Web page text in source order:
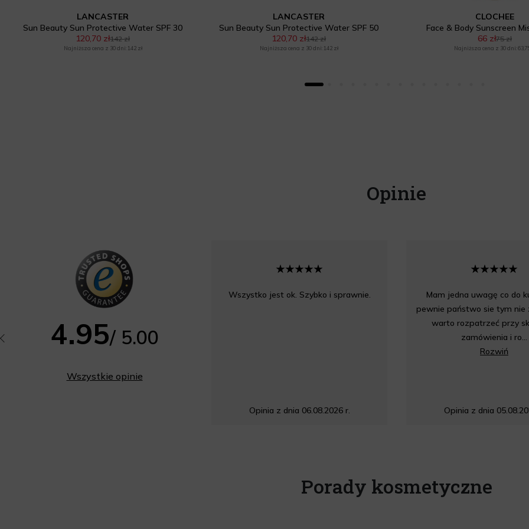
LANCASTER
Sun Beauty Sun Protective Water SPF 30
120,70 zł142 zł
Najniższa cena z 30 dni: 142 zł
LANCASTER
Sun Beauty Sun Protective Water SPF 50
120,70 zł142 zł
Najniższa cena z 30 dni: 142 zł
CLOCHEE
Face & Body Sunscreen
66 zł75 zł
Najniższa cena z 30 dni:
Opinie
4.95/ 5.00
Wszystkie opinie
Wszystko jest ok. Szybko i sprawnie.
Opinia z dnia 06.08.2026 r.
Mam jedna uwagę co do
pewnie państwo sie tym nie
warto rozpatrzeć przy
zamówienia i ro...
Rozwiń
Opinia z dnia
Porady kosmetyczne